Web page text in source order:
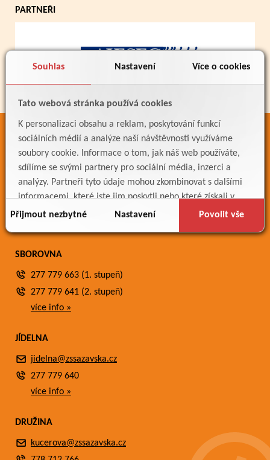
Souhlas Nastavení Více o cookies
Tato webová stránka používá cookies
K personalizaci obsahu a reklam, poskytování funkcí
sociálních médií a analýze naší návštěvnosti využíváme
soubory cookie. Informace o tom, jak náš web používáte,
sdílíme se svými partnery pro sociální média, inzerci a
analýzy. Partneři tyto údaje mohou zkombinovat s dalšími
informacemi, které jste jim poskytli nebo které získali v
důsledku toho, že používáte jejich služby.
Přijmout nezbytné Nastavení Povolit vše
PARTNEŘI
ODKAZY
Bakaláři
Jídelníček
Meteostanice
SBOROVNA
277 779 663 (1. stupeň)
277 779 641 (2. stupeň)
více info »
JÍDELNA
jidelna@zssazavska.cz
277 779 640
více info »
DRUŽINA
kucerova@zssazavska.cz